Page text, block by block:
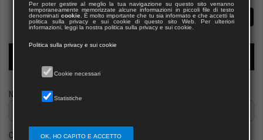
Nome
Cognome
Per poter gestire al meglio la tua navigazione su questo sito verranno
temporaneamente memorizzate alcune informazioni in piccoli file di testo
denominati cookie. È molto importante che tu sia informato e che accetti la
politica sulla privacy e sui cookie di questo sito Web. Per ulteriori
informazioni, leggi la nostra politica sulla privacy e sui cookie.
Politica sulla privacy e sui cookie
Cookie necessari
Statistiche
OK, HO CAPITO E ACCETTO